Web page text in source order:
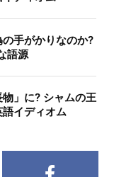
手がかりなのか?
語源
」に? シャムの王
イディオム